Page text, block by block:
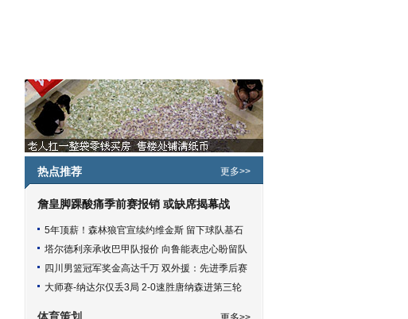
热点推荐 更多>>
詹皇脚踝酸痛季前赛报销 或缺席揭幕战
5年顶薪！森林狼官宣续约维金斯 留下球队基石
塔尔德利亲承收巴甲队报价 向鲁能表忠心盼留队
四川男篮冠军奖金高达千万 双外援：先进季后赛
大师赛-纳达尔仅丢3局 2-0速胜唐纳森进第三轮